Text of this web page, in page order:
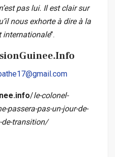
pas lui. Il est clair sur
nous exhorte à dire à la
internationale’’.
/le-colonel-
passera-pas-un-jour-de-
de-transition/